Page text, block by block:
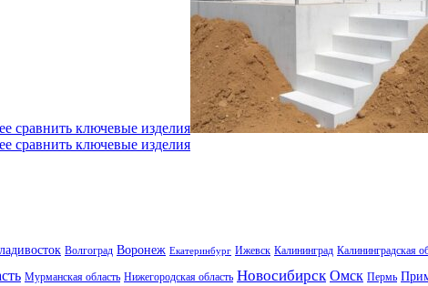
сравнить ключевые изделия
сравнить ключевые изделия
Волгоград Воронеж Екатеринбург Ижевск Калининград Калининградская
Мурманская область Нижегородская область Новосибирск Омск Пермь